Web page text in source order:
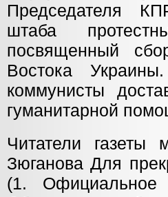
Председателя
штаба
посвященный
Востока
коммунисты
гуманитарной
Читатели газеты
Зюганова Для
(1. Официальное